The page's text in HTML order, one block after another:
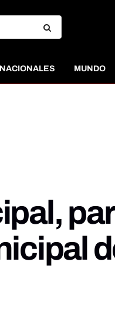
NACIONALES MUNDO